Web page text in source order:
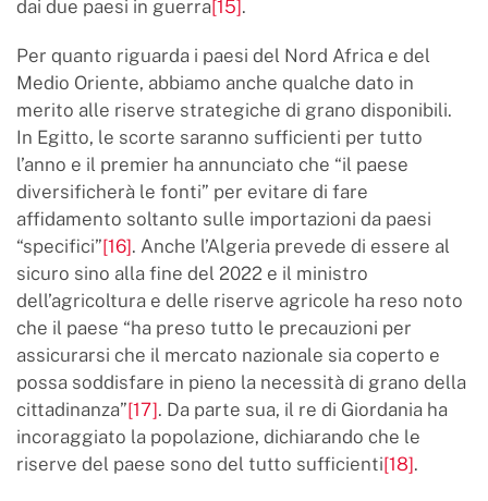
dai due paesi in guerra[15].
Per quanto riguarda i paesi del Nord Africa e del
Medio Oriente, abbiamo anche qualche dato in
merito alle riserve strategiche di grano disponibili.
In Egitto, le scorte saranno sufficienti per tutto
l’anno e il premier ha annunciato che “il paese
diversificherà le fonti” per evitare di fare
affidamento soltanto sulle importazioni da paesi
“specifici”[16]. Anche l’Algeria prevede di essere al
sicuro sino alla fine del 2022 e il ministro
dell’agricoltura e delle riserve agricole ha reso noto
che il paese “ha preso tutto le precauzioni per
assicurarsi che il mercato nazionale sia coperto e
possa soddisfare in pieno la necessità di grano della
cittadinanza”[17]. Da parte sua, il re di Giordania ha
incoraggiato la popolazione, dichiarando che le
riserve del paese sono del tutto sufficienti[18].